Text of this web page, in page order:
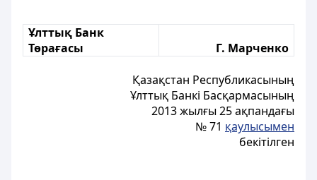
Ұлттық Банк
Төрағасы
Г. Марченко
Қазақстан Республикасының
Ұлттық Банкі Басқармасының
2013 жылғы 25 ақпандағы
№ 71 қаулысымен
бекітілген